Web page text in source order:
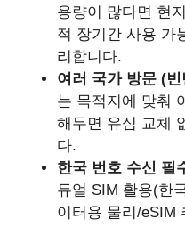
용량이 많다면 현
적 장기간 사용 가
리합니다.
여러 국가 방문 (
는 목적지에 맞춰
해두면 유심 교체
다.
한국 번호 수신 필
듀얼 SIM 활용(한
이터용 물리/eSIM